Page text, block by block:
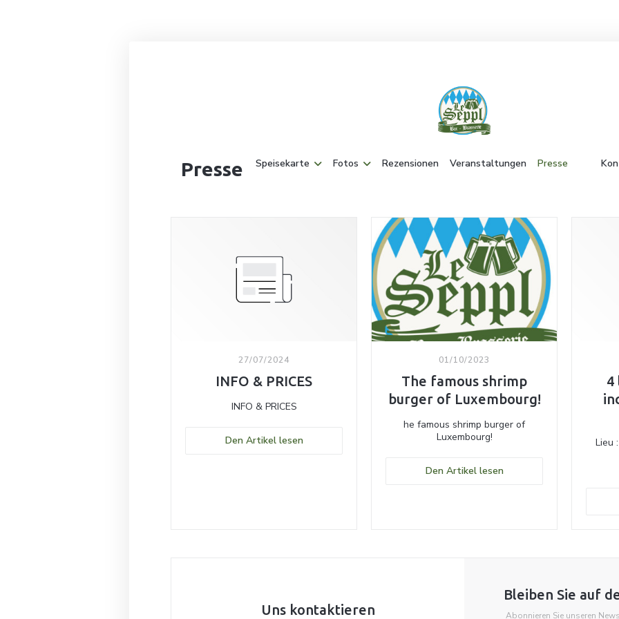
Speisekarte Fotos Rezensionen Veranstaltungen Presse ((öffnet
Presse
27/07/2024
INFO & PRICES
INFO & PRICES
Den Artikel lesen((öffnet ein neues Fenster))
01/10/2023
The famous shrimp
burger of Luxembourg!
he famous shrimp burger of
Luxembourg!
Den Artikel lesen((öffnet ein neues
4
Lieu
Ils
Uns kontaktieren
Bleiben Sie auf
Abonnieren Sie unseren